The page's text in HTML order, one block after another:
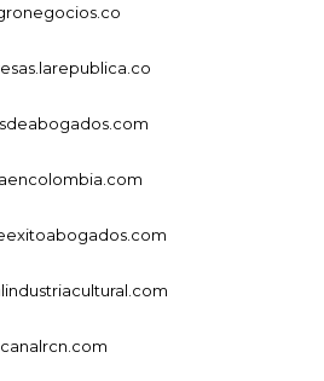
canalrcn.com